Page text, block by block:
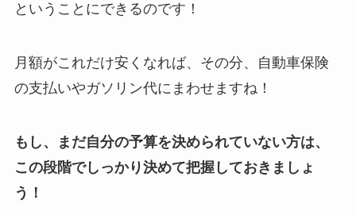
ということにできるのです！
月額がこれだけ安くなれば、その分、自動車保険
の支払いやガソリン代にまわせますね！
もし、まだ自分の予算を決められていない方は、
この段階でしっかり決めて把握しておきましょ
う！